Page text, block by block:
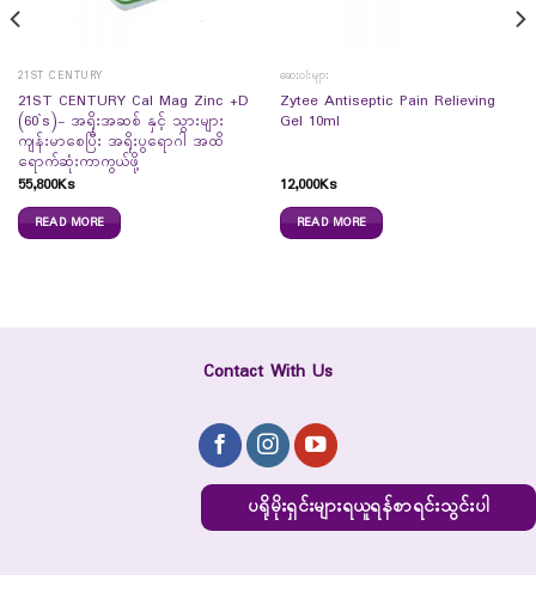
21ST CENTURY
21ST CENTURY Cal Mag Zinc +D
(60`s)- အရိုးအဆစ် နှင့် သွားများ
ကျန်းမာစေပြီး အရိုးပွရောဂါ အထိ
ရောက်ဆုံးကာကွယ်ဖို့
55,800Ks
READ MORE
ဆေးဝါးများ
Zytee Antiseptic Pain Relieving
Gel 10ml
12,000Ks
READ MORE
Contact With Us
ပရိုမိုးရှင်းများရယူရန်စာရင်းသွင်းပါ